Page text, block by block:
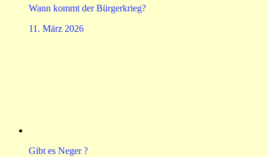
Wann kommt der Bürgerkrieg?
11. März 2026
Gibt es Neger ?